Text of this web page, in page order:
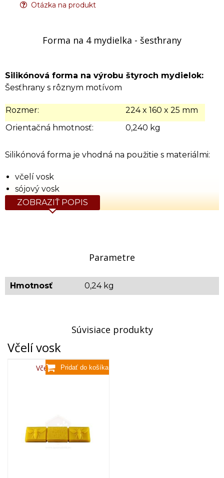
Otázka na produkt
Forma na 4 mydielka - šesťhrany
Silikónová forma na výrobu štyroch mydielok:
Šesťhrany s rôznym motívom
Rozmer:
224 x 160 x 25 mm
Orientačná hmotnosť:
0,240 kg
Silikónová forma je vhodná na použitie s materiálmi:
včelí vosk
sójový vosk
palmový vosk
parafín
ZOBRAZIŤ POPIS
Parametre
Hmotnosť 0,24 kg
Súvisiace produkty
Včelí vosk
Včelí vosk,80g